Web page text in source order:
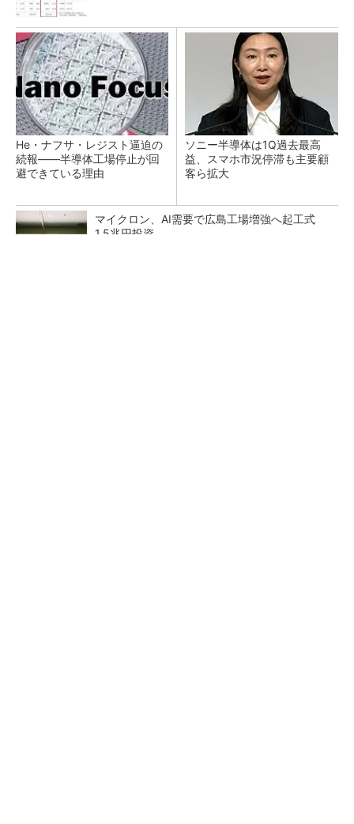
He・ナフサ・レジスト逼迫の
続報――半導体工場停止が回
避できている理由
ソニー半導体は1Q過去最高
益、スマホ市況停滞も主要顧
客ら拡大
マイクロン、AI需要で広島工場増強へ起工式
1.5兆円投資